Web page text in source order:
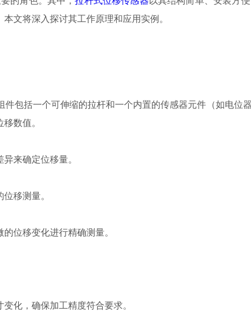
文将深入探讨其工作原理和应用实例。
括一个可伸缩的拉杆和一个内置的传感器元件（如电位
数值。
来确定位移量。
移测量。
位移变化进行精确测量。
化，确保加工精度符合要求。